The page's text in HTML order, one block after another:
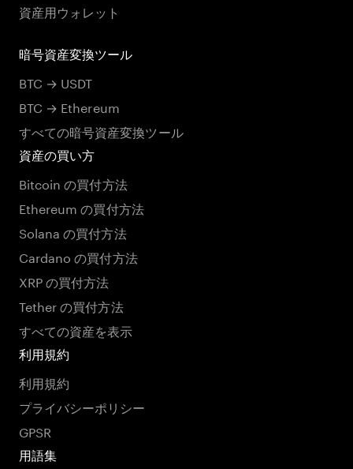
資産用ウォレット
暗号資産変換ツール
BTC → USDT
BTC → Ethereum
すべての暗号資産変換ツール
資産の買い方
Bitcoin の買付方法
Ethereum の買付方法
Solana の買付方法
Cardano の買付方法
XRP の買付方法
Tether の買付方法
すべての資産を表示
利用規約
利用規約
プライバシーポリシー
GPSR
用語集